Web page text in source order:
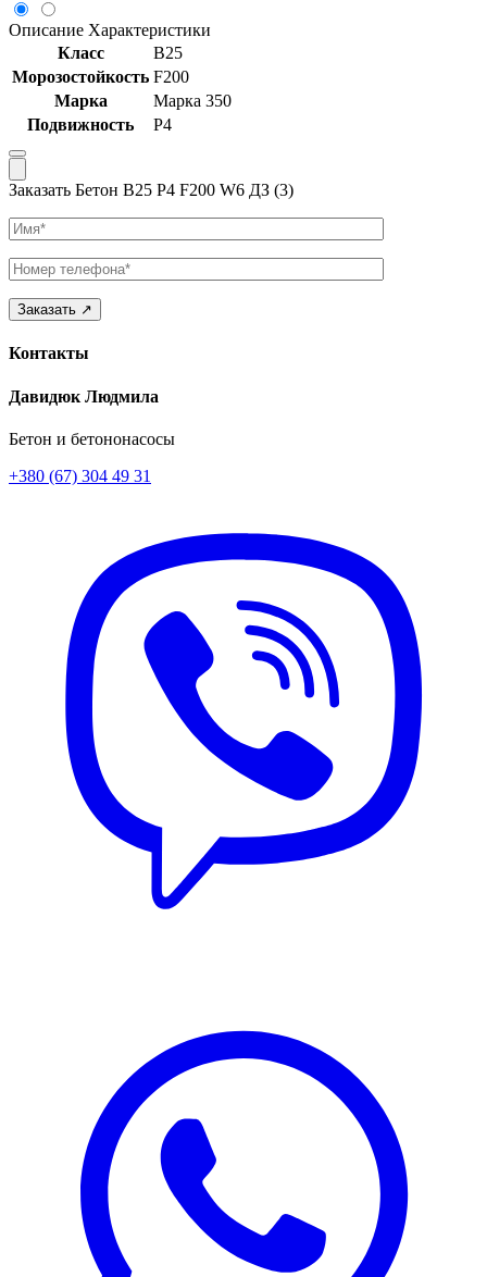
Описание Характеристики
Класс
В25
Морозостойкость F200
Марка
Марка 350
Подвижность
Р4
Заказать Бетон В25 Р4 F200 W6 ДЗ (3)
Имя
Телефон
Контакты
Давидюк Людмила
Бетон и бетононасосы
+380 (67) 304 49 31